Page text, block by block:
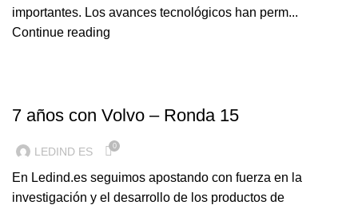
importantes. Los avances tecnológicos han perm...
Continue reading
7 años con Volvo – Ronda 15
LEDIND ES 0
En Ledind.es seguimos apostando con fuerza en la
investigación y el desarrollo de los productos de